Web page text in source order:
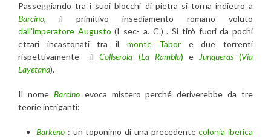
Passeggiando tra i suoi blocchi di pietra si torna indietro a
Barcino, il primitivo insediamento romano voluto
dall’imperatore Augusto (I sec- a. C.) . Si tirò fuori da pochi
ettari incastonati tra il monte Tabor e due torrenti
rispettivamente ilCollserola (La Rambla) e Junqueras(Via
Layetana).
Il nome Barcinoevoca mistero perché deriverebbe da tre
teorie intriganti:
Barkeno : un toponimo di una precedentecolonia iberica